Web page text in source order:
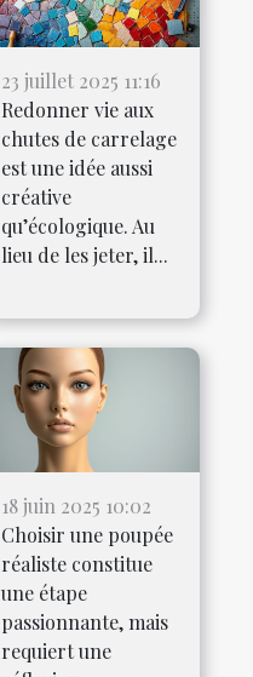
23 juillet 2025 11:16
Redonner vie aux
chutes de carrelage
est une idée aussi
créative
qu’écologique. Au
lieu de les jeter, il...
18 juin 2025 10:02
Choisir une poupée
réaliste constitue
une étape
passionnante, mais
requiert une